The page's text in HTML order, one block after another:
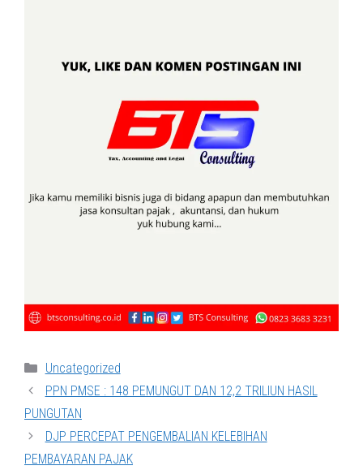
Categories
Uncategorized
PPN PMSE : 148 PEMUNGUT DAN 12,2 TRILIUN HASIL
PUNGUTAN
DJP PERCEPAT PENGEMBALIAN KELEBIHAN
PEMBAYARAN PAJAK